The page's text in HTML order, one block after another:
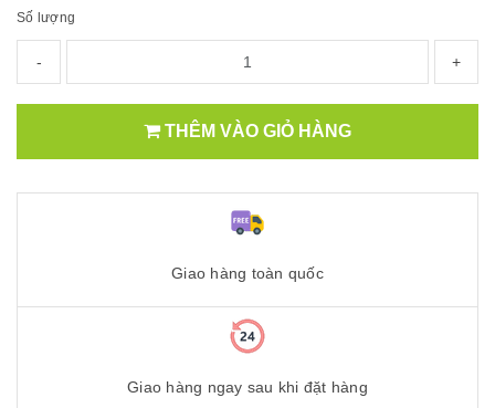
Số lượng
- +
THÊM VÀO GIỎ HÀNG
Giao hàng toàn quốc
Giao hàng ngay sau khi đặt hàng